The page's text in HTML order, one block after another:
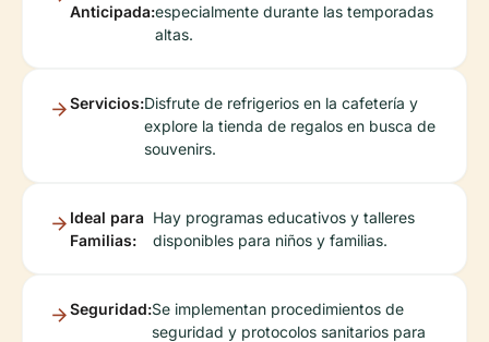
Anticipada:especialmente durante las temporadas
altas.
Servicios:Disfrute de refrigerios en la cafetería y
explore la tienda de regalos en busca de
souvenirs.
Ideal para
Familias:
Hay programas educativos y talleres
disponibles para niños y familias.
Seguridad:Se implementan procedimientos de
seguridad y protocolos sanitarios para